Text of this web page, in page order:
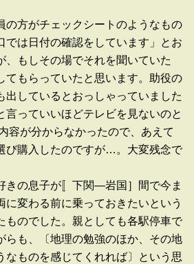
の方がチェックシートのようなもの
では日付の確認をしています」とお
、もしその場でそれを聞いていた
てもらっていたと思います。助役の
出しているとおっしゃっていました
言っていいほどテレビを見ないのと
容が分からなかったので、あえて
び購入したのですが…。大変残念で
きの息子が〚下関―岩国］間で今ま
に変わる前に乗っておきたいという
ものでした。親としても各駅停車で
らも、〔地理の勉強のほか、その地
なものを感じてくれれば〕という思